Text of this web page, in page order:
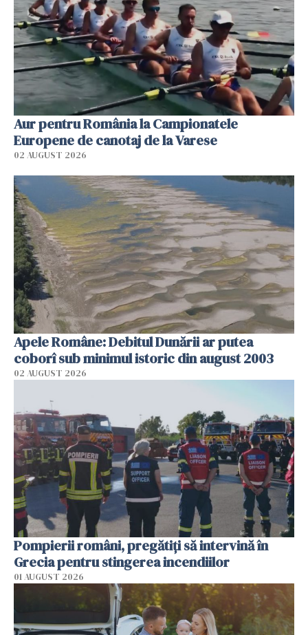
Aur pentru România la Campionatele
Europene de canotaj de la Varese
02 AUGUST 2026
Apele Române: Debitul Dunării ar putea
coborî sub minimul istoric din august 2003
02 AUGUST 2026
Pompierii români, pregătiţi să intervină în
Grecia pentru stingerea incendiilor
01 AUGUST 2026